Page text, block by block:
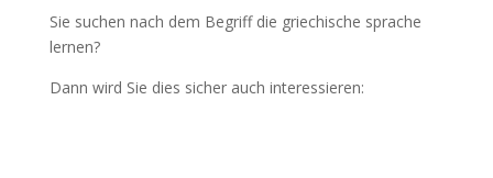
Sie suchen nach dem Begriff die griechische sprache
lernen?
Dann wird Sie dies sicher auch interessieren: